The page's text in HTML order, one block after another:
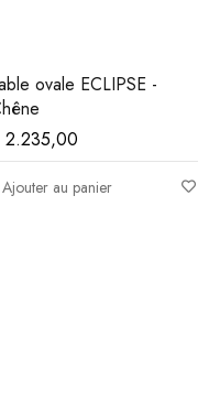
ECLIPSE -
panier